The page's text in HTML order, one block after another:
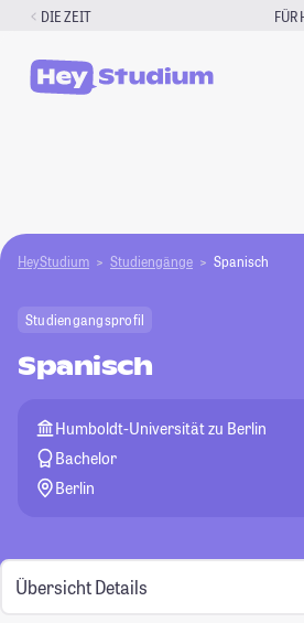
Zum
springen
DIE ZEIT FÜR
HeyStudium Studiengänge Spanisch
Studiengangsprofil
Spanisch
Humboldt-Universität zu Berlin
Bachelor
Berlin
Übersicht Details